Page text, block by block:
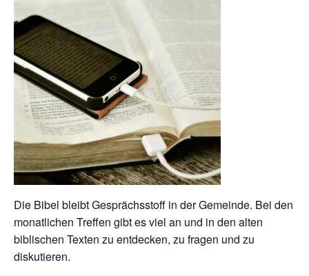
Die Bibel bleibt Gesprächsstoff in der Gemeinde. Bei den
monatlichen Treffen gibt es viel an und in den alten
biblischen Texten zu entdecken, zu fragen und zu
diskutieren.